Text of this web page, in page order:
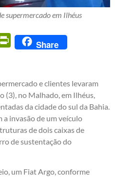
supermercado em Ilhéus
PrintFriendly
Share
e clientes levaram
(3), no Malhado, em Ilhéus,
da cidade do sul da Bahia.
a invasão de um veículo
de dois caixas de
de sustentação do
um Fiat Argo, conforme